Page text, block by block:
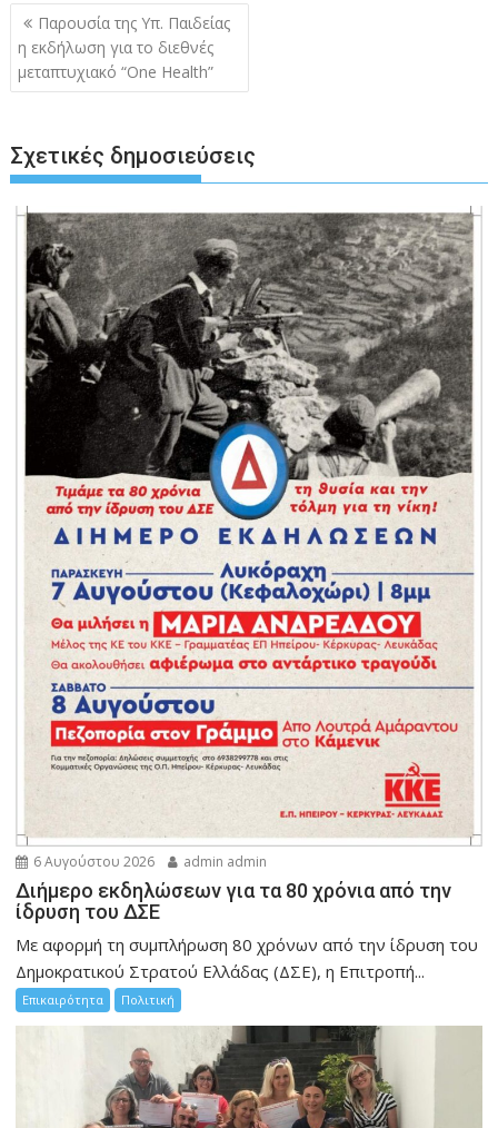
Πλοήγηση
άρθρων
Παρουσία της Υπ. Παιδείας
η εκδήλωση για το διεθνές
μεταπτυχιακό “One Health”
Σχετικές δημοσιεύσεις
6 Αυγούστου 2026 admin admin
Διήμερο εκδηλώσεων για τα 80 χρόνια από την
ίδρυση του ΔΣΕ
Με αφορμή τη συμπλήρωση 80 χρόνων από την ίδρυση του
Δημοκρατικού Στρατού Ελλάδας (ΔΣΕ), η Επιτροπή...
Επικαιρότητα Πολιτική